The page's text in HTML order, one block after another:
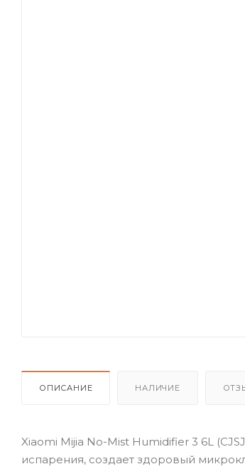
ОПИСАНИЕ НАЛИЧИЕ
Xiaomi Mijia No-Mist Humidifier 3 6L
испарения, создает здоровый